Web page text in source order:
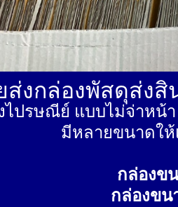
ส่งกล่องพัสดุส่ง
ไปรษณีย์ แบบไม่จ่าหน้
มีหลายขนาดให้
กล่องข
กล่องขน